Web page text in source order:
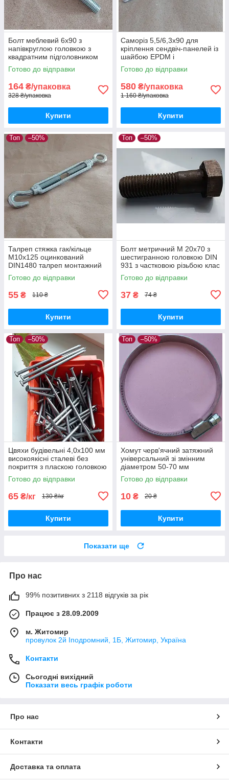
Болт меблевий 6х90 з
напівкруглою головкою з
квадратним підголовником
повна різьба оцинкований
DIN 603
Готово до відправки
164 ₴/упаковка
328 ₴/упаковка
Купити
Саморіз 5,5/6,3х90 для
кріплення сендвіч-панелей із
шайбою EPDM і
шестигранною головкою з
буром оцинкований
Готово до відправки
580 ₴/упаковка
1 160 ₴/упаковка
Купити
Топ –50%
Талреп стяжка гак/кільце
М10х125 оцинкований
DIN1480 талреп монтажний
стяжка гартована
Готово до відправки
55 ₴ 110 ₴
Купити
Топ –50%
Болт метричний М 20х70 з
шестигранною головкою DIN
931 з частковою різьбою клас
міцності 5,8 без покриття
Готово до відправки
37 ₴ 74 ₴
Купити
Топ –50%
Цвяхи будівельні 4,0х100 мм
високоякісні сталеві без
покриття з пласкою головкою
гладкий стержень DIN 1151
Готово до відправки
65 ₴/кг 130 ₴/кг
Купити
Топ –50%
Хомут черв'ячний затяжний
універсальний зі змінним
діаметром 50-70 мм
нержавійка DIN 3017-1 для
герметизації з'єднань
Готово до відправки
10 ₴ 20 ₴
Купити
Показати ще
Про нас
99% позитивних з 2118 відгуків за рік
Працює з 28.09.2009
м. Житомир
провулок 2й Іподромний, 1Б, Житомир, Україна
Контакти
Сьогодні вихідний
Показати весь графік роботи
Про нас
Контакти
Доставка та оплата